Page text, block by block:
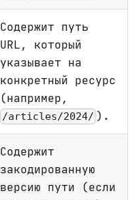
Содержит путь
URL, который
указывает на
конкретный ресурс
(например,
/articles/2024/ ).
Содержит
закодированную
версию пути (если